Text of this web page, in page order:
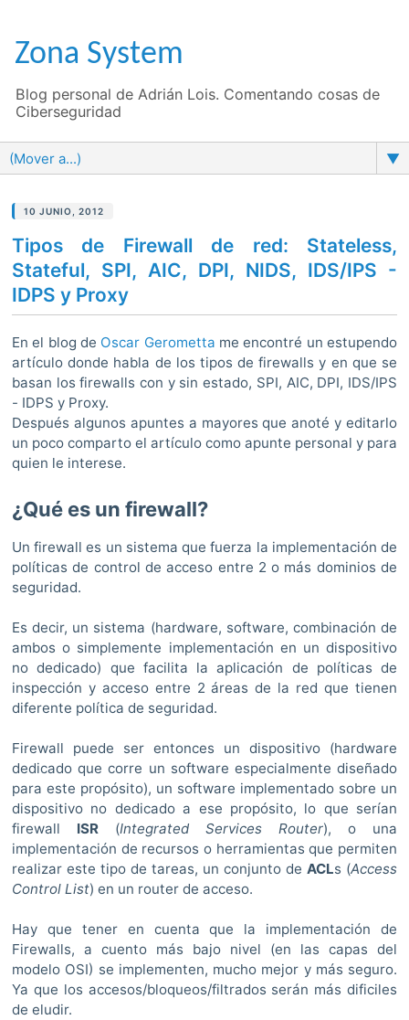
Zona System
Blog personal de Adrián Lois. Comentando cosas de
Ciberseguridad
▼
10 JUNIO, 2012
Tipos de Firewall de red: Stateless,
Stateful, SPI, AIC, DPI, NIDS, IDS/IPS -
IDPS y Proxy
En el blog de Oscar Gerometta me encontré un estupendo
artículo donde habla de los tipos de firewalls y en que se
basan los firewalls con y sin estado, SPI, AIC, DPI, IDS/IPS
- IDPS y Proxy.
Después algunos apuntes a mayores que anoté y editarlo
un poco comparto el artículo como apunte personal y para
quien le interese.
¿Qué es un firewall?
Un firewall es un sistema que fuerza la implementación de
políticas de control de acceso entre 2 o más dominios de
seguridad.
Es decir, un sistema (hardware, software, combinación de
ambos o simplemente implementación en un dispositivo
no dedicado) que facilita la aplicación de políticas de
inspección y acceso entre 2 áreas de la red que tienen
diferente política de seguridad.
Firewall puede ser entonces un dispositivo (hardware
dedicado que corre un software especialmente diseñado
para este propósito), un software implementado sobre un
dispositivo no dedicado a ese propósito, lo que serían
firewall ISR (Integrated Services Router), o una
implementación de recursos o herramientas que permiten
realizar este tipo de tareas, un conjunto de ACLs (Access
Control List) en un router de acceso.
Hay que tener en cuenta que la implementación de
Firewalls, a cuento más bajo nivel (en las capas del
modelo OSI) se implementen, mucho mejor y más seguro.
Ya que los accesos/bloqueos/filtrados serán más dificiles
de eludir.